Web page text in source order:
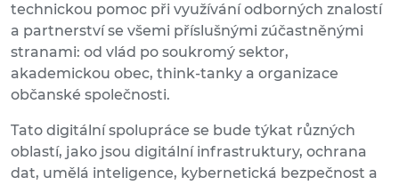
technickou pomoc při využívání odborných znalostí
a partnerství se všemi příslušnými zúčastněnými
stranami: od vlád po soukromý sektor,
akademickou obec, think-tanky a organizace
občanské společnosti.
Tato digitální spolupráce se bude týkat různých
oblastí, jako jsou digitální infrastruktury, ochrana
dat, umělá inteligence, kybernetická bezpečnost a